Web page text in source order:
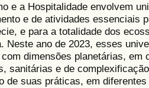
e a Hospitalidade envolvem
e de atividades essenciais
e para a totalidade dos
Neste ano de 2023, esses
dimensões planetárias, em
sanitárias e de
de suas práticas, em